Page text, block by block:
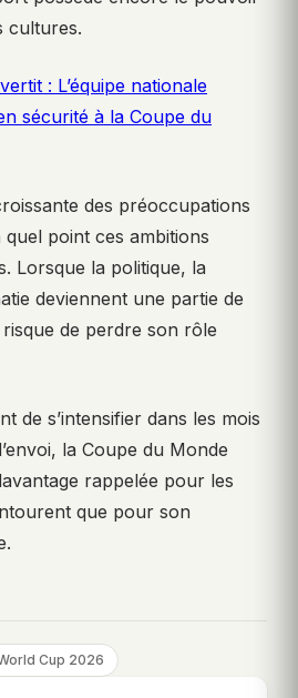
cultures.
: L’équipe nationale
sécurité à la Coupe du
des préoccupations
point ces ambitions
Lorsque la politique, la
deviennent une partie de
de perdre son rôle
de s’intensifier dans les mois
la Coupe du Monde
rappelée pour les
que pour son
Cup 2026